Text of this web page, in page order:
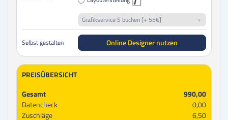
Grafikservice S buchen [+ 55€]
Selbst gestalten Online Designer nutzen
PREISÜBERSICHT
Gesamt
990,00
Datencheck
0,00
Zuschläge
6,50